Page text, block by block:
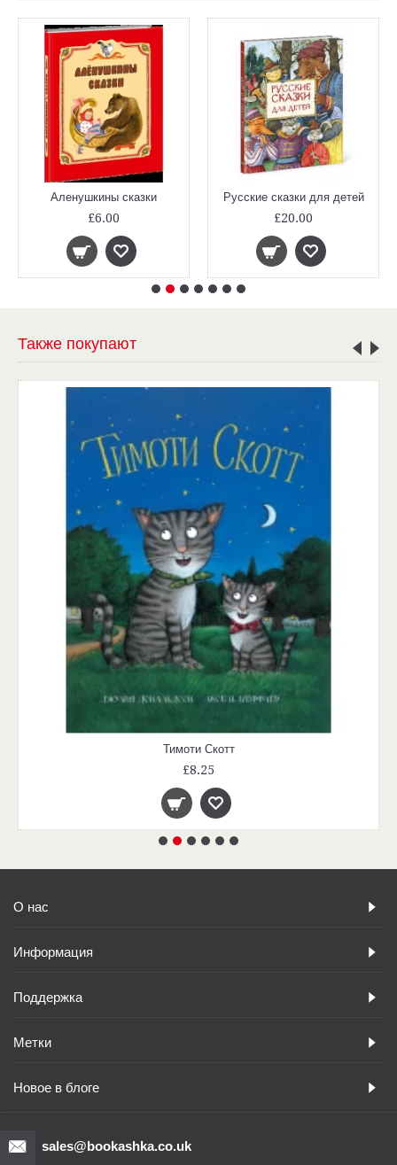
Аленушкины сказки
£6.00
Русские сказки для детей
£20.00
Также покупают
Тимоти Скотт
£8.25
О нас
Информация
Поддержка
Метки
Новое в блоге
sales@bookashka.co.uk